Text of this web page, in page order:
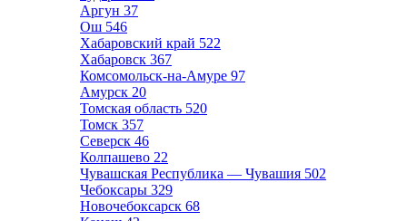
Аргун 37
Ош 546
Хабаровский край 522
Хабаровск 367
Комсомольск-на-Амуре 97
Амурск 20
Томская область 520
Томск 357
Северск 46
Колпашево 22
Чувашская Республика — Чувашия 502
Чебоксары 329
Новочебоксарск 68